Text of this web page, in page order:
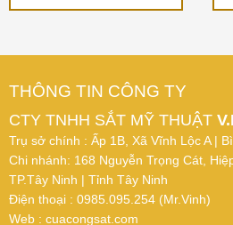
THÔNG TIN CÔNG TY
CTY TNHH SẮT MỸ THUẬT
Trụ sở chính : Ấp 1B, Xã Vĩnh Lộc A |
Chi nhánh: 168 Nguyễn Trọng Cát,
TP.Tây Ninh | Tỉnh Tây Ninh
Điện thoại :
Web : cuacongsat.com